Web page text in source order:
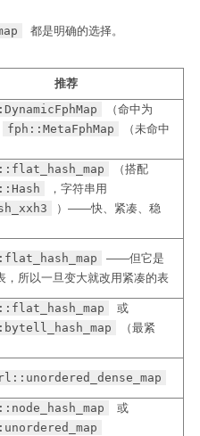
都是明确的选择。
推荐
（命中为
fph::MetaFphMap
（未命中
（搭配
，字符串用
）——快、紧凑、稳
——但它是
，所以一旦变大就改用紧凑的表
或
（最紧
或